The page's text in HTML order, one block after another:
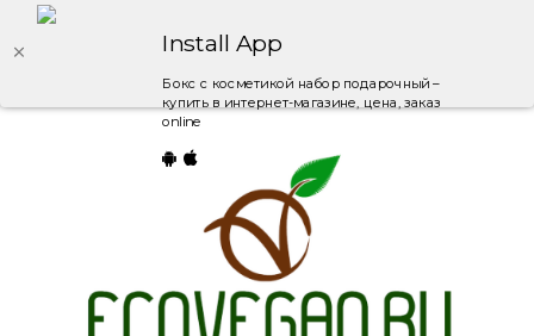
Install App
Бокс с косметикой набор подарочный –
купить в интернет-магазине, цена, заказ
online